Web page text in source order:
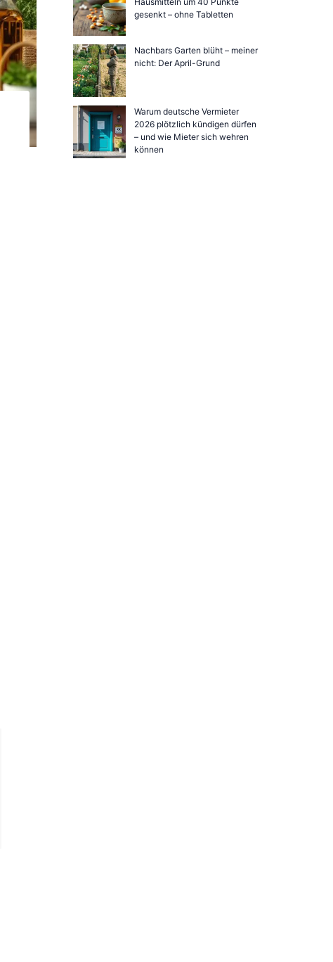
gesenkt – ohne Tabletten
Nachbars Garten blüht – meiner
nicht: Der April-Grund
Warum deutsche Vermieter
2026 plötzlich kündigen dürfen
– und wie Mieter sich wehren
können